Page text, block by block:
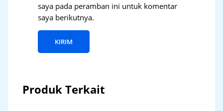
saya pada peramban ini untuk komentar
saya berikutnya.
Produk Terkait